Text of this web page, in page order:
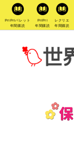
PriPriパレット
年間購読
PriPri
年間購読
レクリエ
年間購読